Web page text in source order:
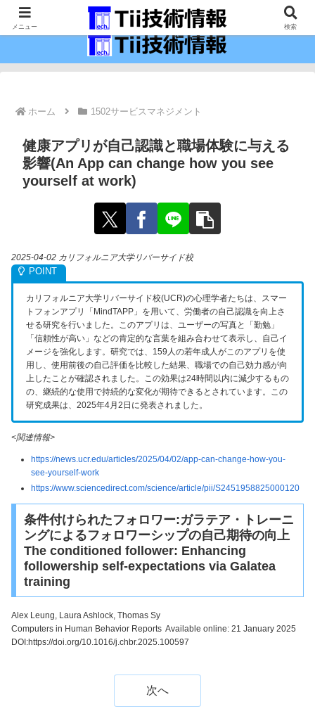
最新の科学技術の情報インフラ。
ホーム 1502サービスマネジメント
健康アプリが自己認識と職場体験に与える
影響(An App can change how you see
yourself at work)
2025-04-02 カリフォルニア大学リバーサイド校
カリフォルニア大学リバーサイド校(UCR)の心理学者たちは、スマー
トフォンアプリ「MindTAPP」を用いて、労働者の自己認識を向上さ
せる研究を行いました。 このアプリは、ユーザーの写真と「勤勉」
「信頼性が高い」などの肯定的な言葉を組み合わせて表示し、自己イ
メージを強化します。 研究では、159人の若年成人がこのアプリを使
用し、使用前後の自己評価を比較した結果、職場での自己効力感が向
上したことが確認されました。 この効果は24時間以内に減少するもの
の、継続的な使用で持続的な変化が期待できるとされています。 この
研究成果は、2025年4月2日に発表されました。
<関連情報>
https://news.ucr.edu/articles/2025/04/02/app-can-change-how-you-
see-yourself-work
https://www.sciencedirect.com/science/article/pii/S2451958825000120
条件付けられたフォロワー:ガラテア・トレーニ
ングによるフォロワーシップの自己期待の向上
The conditioned follower: Enhancing
followership self-expectations via Galatea
training
Alex Leung, Laura Ashlock, Thomas Sy
Computers in Human Behavior Reports Available online: 21 January 2025
DOI:https://doi.org/10.1016/j.chbr.2025.100597
次へ
メニュー 検索